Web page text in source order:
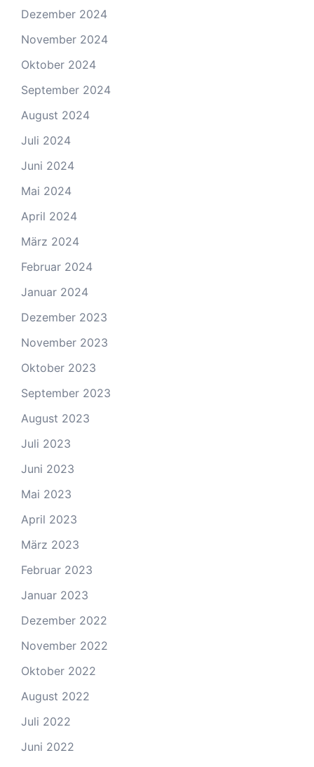
Dezember 2024
November 2024
Oktober 2024
September 2024
August 2024
Juli 2024
Juni 2024
Mai 2024
April 2024
März 2024
Februar 2024
Januar 2024
Dezember 2023
November 2023
Oktober 2023
September 2023
August 2023
Juli 2023
Juni 2023
Mai 2023
April 2023
März 2023
Februar 2023
Januar 2023
Dezember 2022
November 2022
Oktober 2022
August 2022
Juli 2022
Juni 2022